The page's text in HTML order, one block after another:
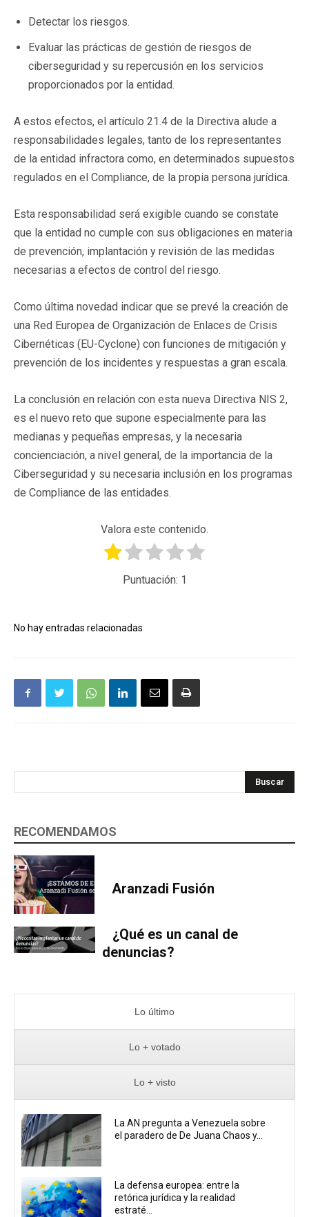
Detectar los riesgos.
Evaluar las prácticas de gestión de riesgos de
ciberseguridad y su repercusión en los servicios
proporcionados por la entidad.
A estos efectos, el artículo 21.4 de la Directiva alude a
responsabilidades legales, tanto de los representantes
de la entidad infractora como, en determinados supuestos
regulados en el Compliance, de la propia persona jurídica.
Esta responsabilidad será exigible cuando se constate
que la entidad no cumple con sus obligaciones en materia
de prevención, implantación y revisión de las medidas
necesarias a efectos de control del riesgo.
Como última novedad indicar que se prevé la creación de
una Red Europea de Organización de Enlaces de Crisis
Cibernéticas (EU-Cyclone) con funciones de mitigación y
prevención de los incidentes y respuestas a gran escala.
La conclusión en relación con esta nueva Directiva NIS 2,
es el nuevo reto que supone especialmente para las
medianas y pequeñas empresas, y la necesaria
concienciación, a nivel general, de la importancia de la
Ciberseguridad y su necesaria inclusión en los programas
de Compliance de las entidades.
Valora este contenido.
Puntuación: 1
No hay entradas relacionadas
Buscar
RECOMENDAMOS
Aranzadi Fusión
¿Qué es un canal de
denuncias?
Lo último
Lo + votado
Lo + visto
La AN pregunta a Venezuela sobre
el paradero de De Juana Chaos y...
La defensa europea: entre la
retórica jurídica y la realidad
estraté...